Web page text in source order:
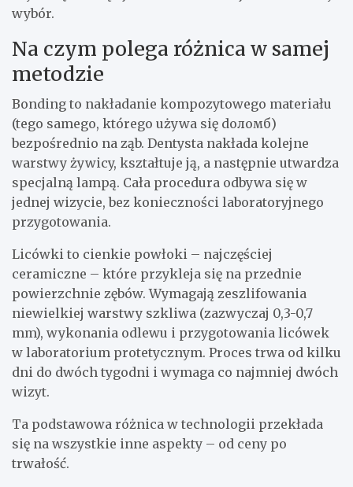
wybór.
Na czym polega różnica w samej
metodzie
Bonding to nakładanie kompozytowego materiału
(tego samego, którego używa się doломб)
bezpośrednio na ząb. Dentysta nakłada kolejne
warstwy żywicy, kształtuje ją, a następnie utwardza
specjalną lampą. Cała procedura odbywa się w
jednej wizycie, bez konieczności laboratoryjnego
przygotowania.
Licówki to cienkie powłoki – najczęściej
ceramiczne – które przykleja się na przednie
powierzchnie zębów. Wymagają zeszlifowania
niewielkiej warstwy szkliwa (zazwyczaj 0,3-0,7
mm), wykonania odlewu i przygotowania licówek
w laboratorium protetycznym. Proces trwa od kilku
dni do dwóch tygodni i wymaga co najmniej dwóch
wizyt.
Ta podstawowa różnica w technologii przekłada
się na wszystkie inne aspekty – od ceny po
trwałość.